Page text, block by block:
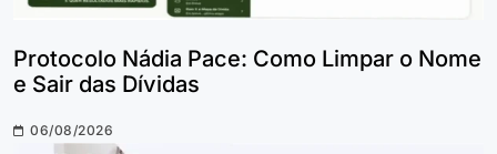
Protocolo Nádia Pace: Como Limpar o Nome
e Sair das Dívidas
06/08/2026